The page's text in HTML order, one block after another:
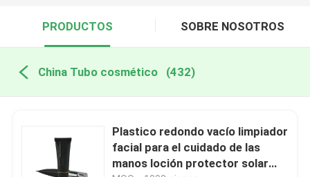
PRODUCTOS SOBRE NOSOTROS
China Tubo cosmético (432)
Plastico redondo vacío limpiador
facial para el cuidado de las
manos loción protector solar